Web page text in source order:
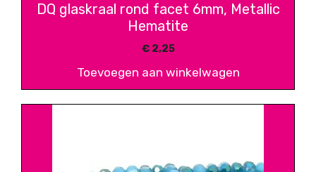
DQ glaskraal rond facet 6mm, Metallic
Hematite
€2,25
Toevoegen aan winkelwagen